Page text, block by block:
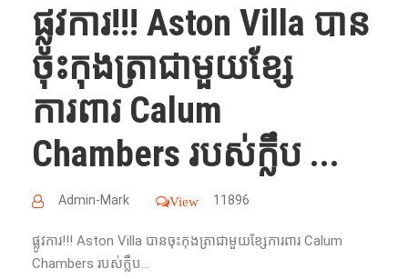
ផ្លូវការ!!! Aston Villa បាន
ចុះកុងត្រាជាមួយខ្សែ
ការពារ Calum
Chambers របស់ក្លឹប ...
Admin-Mark View 11896
ផ្លូវការ!!! Aston Villa បានចុះកុងត្រាជាមួយខ្សែការពារ Calum
Chambers របស់ក្លឹប...